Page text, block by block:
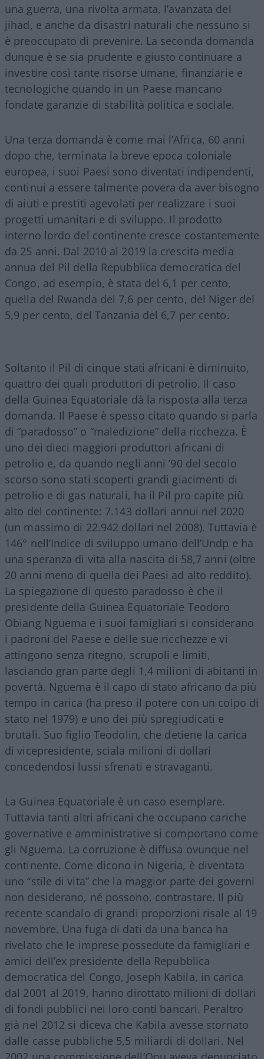
una guerra, una rivolta armata, l’avanzata del
jihad, e anche da disastri naturali che nessuno si
è preoccupato di prevenire. La seconda domanda
dunque è se sia prudente e giusto continuare a
investire così tante risorse umane, finanziarie e
tecnologiche quando in un Paese mancano
fondate garanzie di stabilità politica e sociale.
Una terza domanda è come mai l’Africa, 60 anni
dopo che, terminata la breve epoca coloniale
europea, i suoi Paesi sono diventati indipendenti,
continui a essere talmente povera da aver bisogno
di aiuti e prestiti agevolati per realizzare i suoi
progetti umanitari e di sviluppo. Il prodotto
interno lordo del continente cresce costantemente
da 25 anni. Dal 2010 al 2019 la crescita media
annua del Pil della Repubblica democratica del
Congo, ad esempio, è stata del 6,1 per cento,
quella del Rwanda del 7,6 per cento, del Niger del
5,9 per cento, del Tanzania del 6,7 per cento.
Soltanto il Pil di cinque stati africani è diminuito,
quattro dei quali produttori di petrolio. Il caso
della Guinea Equatoriale dà la risposta alla terza
domanda. Il Paese è spesso citato quando si parla
di “paradosso” o “maledizione” della ricchezza. È
uno dei dieci maggiori produttori africani di
petrolio e, da quando negli anni ’90 del secolo
scorso sono stati scoperti grandi giacimenti di
petrolio e di gas naturali, ha il Pil pro capite più
alto del continente: 7.143 dollari annui nel 2020
(un massimo di 22.942 dollari nel 2008). Tuttavia è
146° nell’Indice di sviluppo umano dell’Undp e ha
una speranza di vita alla nascita di 58,7 anni (oltre
20 anni meno di quella dei Paesi ad alto reddito).
La spiegazione di questo paradosso è che il
presidente della Guinea Equatoriale Teodoro
Obiang Nguema e i suoi famigliari si considerano
i padroni del Paese e delle sue ricchezze e vi
attingono senza ritegno, scrupoli e limiti,
lasciando gran parte degli 1,4 milioni di abitanti in
povertà. Nguema è il capo di stato africano da più
tempo in carica (ha preso il potere con un colpo di
stato nel 1979) e uno dei più spregiudicati e
brutali. Suo figlio Teodolin, che detiene la carica
di vicepresidente, sciala milioni di dollari
concedendosi lussi sfrenati e stravaganti.
La Guinea Equatoriale è un caso esemplare.
Tuttavia tanti altri africani che occupano cariche
governative e amministrative si comportano come
gli Nguema. La corruzione è diffusa ovunque nel
continente. Come dicono in Nigeria, è diventata
uno “stile di vita” che la maggior parte dei governi
non desiderano, né possono, contrastare. Il più
recente scandalo di grandi proporzioni risale al 19
novembre. Una fuga di dati da una banca ha
rivelato che le imprese possedute da famigliari e
amici dell’ex presidente della Repubblica
democratica del Congo, Joseph Kabila, in carica
dal 2001 al 2019, hanno dirottato milioni di dollari
di fondi pubblici nei loro conti bancari. Peraltro
già nel 2012 si diceva che Kabila avesse stornato
dalle casse pubbliche 5,5 miliardi di dollari. Nel